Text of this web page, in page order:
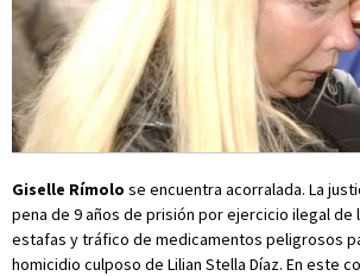
Giselle Rímolo se encuentra acorralada. La
pena de 9 años de prisión por ejercicio ilegal de
estafas y tráfico de medicamentos peligrosos
homicidio culposo de Lilian Stella Díaz. En este